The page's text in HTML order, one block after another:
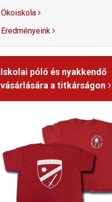
Ökoiskola
Eredményeink
Iskolai póló és nyakkendő
vásárlására a titkárságon